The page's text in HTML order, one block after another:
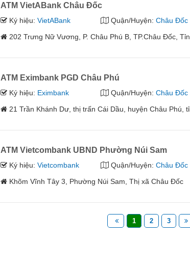
ATM VietABank Châu Đốc
Ký hiệu:VietABank Quận/Huyện: Châu Đốc
202 Trưng Nữ Vương, P. Châu Phú B, TP.Châu Đốc,
ATM Eximbank PGD Châu Phú
Ký hiệu: Eximbank Quận/Huyện: Châu Đốc
21 Trần Khánh Dư, thị trấn Cái Dầu, huyện Châu Phú,
ATM Vietcombank UBND Phường Núi Sam
Ký hiệu:Vietcombank Quận/Huyện: Châu Đốc
Khõm Vĩnh Tây 3, Phường Núi Sam, Thị xã Châu Đốc
1 2 3